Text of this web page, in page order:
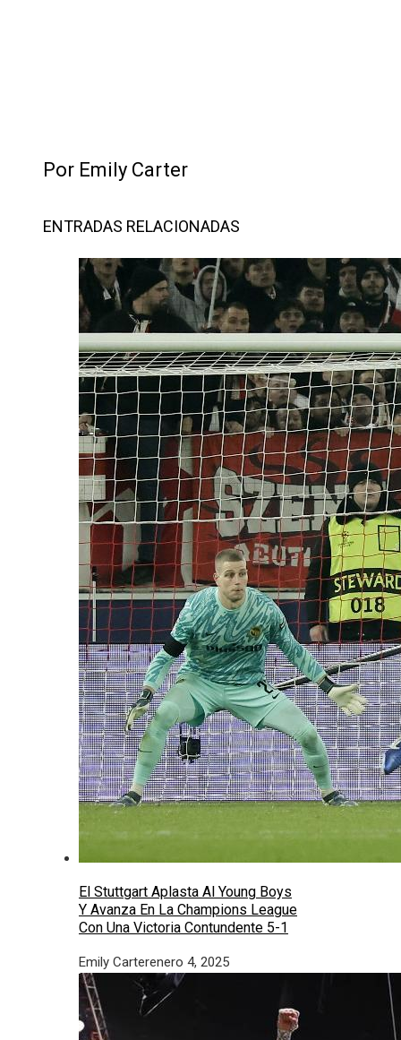
Por Emily Carter
ENTRADAS RELACIONADAS
El Stuttgart Aplasta Al Young Boys
Y Avanza En La Champions League
Con Una Victoria Contundente 5-1
Emily Carterenero 4, 2025